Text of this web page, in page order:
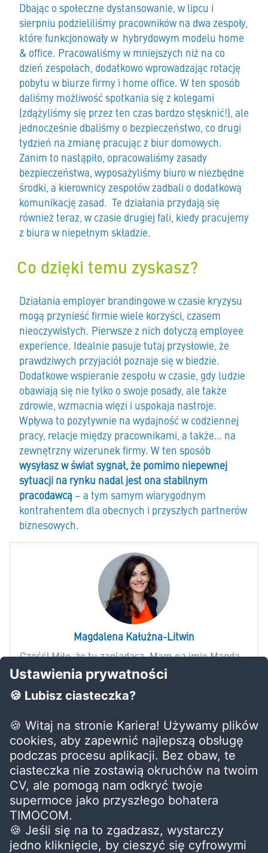
Dbając o społeczne dystansowanie, w lipcu i
sierpniu podzieliliśmy pracowników na dwa zespoły,
które funkcjonowały w hybrydowym modelu home
& office. Pracowaliśmy w mniejszych niż na co
dzień zespołach, dodatkowo wprowadzając rotację
pobytu w biurze firmy i home office. W ten sposób
daliśmy możliwość spotkania się z kolegami
(zdążyliśmy się przez ten czas bardzo stęsknić!), ale
jednocześnie dbaliśmy o bezpieczeństwo, co drugi
tydzień na zmianę pracując z biur domowych.
Zanim to nastąpiło, opracowaliśmy zasady
bezpieczeństwa, wyposażyliśmy biuro w niezbędne
środki, a kierownicy zespołów zadbali o dodatkową
komunikację zasad. Te działania przydają się
również teraz, w czasie drugiej fali, kiedy pracujemy
z biura w niepełnym składzie.
Co dzięki temu zyskasz?
Działania employer brandingowe w czasie kryzysu
mogą przynieść firmie wiele korzyści, czasem
nieoczywistych. Pierwsze z nich dotyczą employee
experience. Idealnie pasuje tutaj przysłowie, że
prawdziwych przyjaciół poznaje się w biedzie.
Dodatkowe wspieranie zespołu w czasie, gdy ludzie
obawiają się nie tylko o swoje posady, ale także
zdrowie, wzmacnia więzi i uspokaja nastroje.
Wpływa to pozytywnie na wydajność w codziennej
pracy, relacje między pracownikami, a także… na
zewnętrzny wizerunek firmy. W ten sposób
wysyłasz w świat sygnał, że pomimo niepewnej
sytuacji na rynku nadal jest ona stabilnym
pracodawcą – a tym samym wiarygodnym
kontrahentem dla obecnych i przyszłych partnerów
biznesowych.
Magdalena Kałużna-Litwin
Cześć! Miło, że tu zaglądasz. Mam na imię Magda.
Z wykształcenia jestem socjologiem i
certyfikowanym HR biznes partnerem. Mam za
sobą wieloletnie doświadczenie w tzw. zasobach
zespołem i dla zespołu - to moje DNA. W
TIMOCOM, gdzie pracuję jako People & Culture
Team Leader, mówią na mnie HR Lady.
Adres
TIMOCOM Sp. z o.o.